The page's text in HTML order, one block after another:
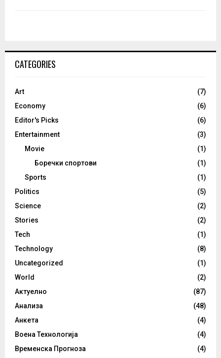
CATEGORIES
Art
(7)
Economy
(6)
Editor's Picks
(6)
Entertainment
(3)
Movie
(1)
Боречки спортови
(1)
Sports
(1)
Politics
(5)
Science
(2)
Stories
(2)
Tech
(1)
Technology
(8)
Uncategorized
(1)
World
(2)
Актуелно
(87)
Анализа
(48)
Анкета
(4)
Воена Технологија
(4)
Временска Прогноза
(4)